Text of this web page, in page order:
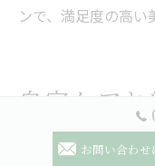
ンで、満足度の高い
自宅ケア
お問い合わせ